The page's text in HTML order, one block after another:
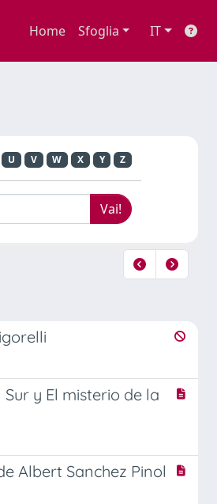
Home Sfoglia IT
U V W X Y Z
y El misterio de la
Albert Sanchez Pinol